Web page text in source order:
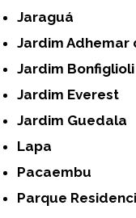
Jaraguá
Jardim
Jardim Bonfiglioli
Jardim Everest
Jardim Guedala
Lapa
Pacaembu
Parque